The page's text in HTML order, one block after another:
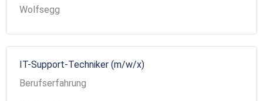
Wolfsegg
IT-Support-Techniker (m/w/x)
Berufserfahrung